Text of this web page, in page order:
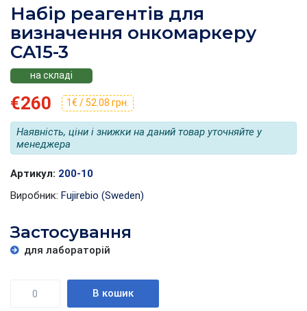
Набір реагентів для
визначення онкомаркеру
CA15-3
на складі
€260 1€ / 52.08 грн.
Наявність, ціни і знижки на даний товар уточняйте у
менеджера
Артикул: 200-10
Виробник: Fujirebio (Sweden)
Застосування
для лабораторій
Кількість В кошик